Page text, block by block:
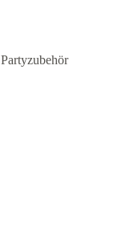
Partyzubehör